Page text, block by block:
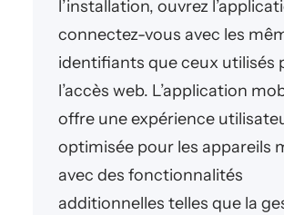
l’installation, ouvrez
connectez-vous avec les
identifiants que ceux utilisés
l’accès web. L’application
offre une expérience
optimisée pour les appareils
avec des fonctionnalités
additionnelles telles que la